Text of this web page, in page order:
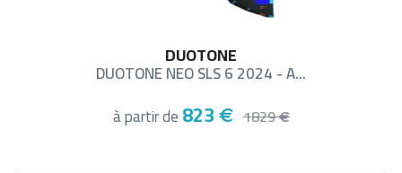
DUOTONE
DUOTONE NEO SLS 6 2024 - A...
à partir de823 € 1829€